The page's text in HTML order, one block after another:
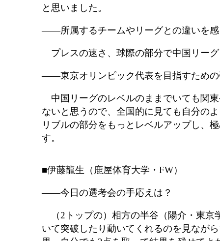
と思いました。
――所属するチームやリーグとの違いを感
プレスの速さ、球際の部分で中国リー
――東京オリンピック代表を目指すための
中国リーグのレベルのままでいても関
ないと思うので、全国的に見ても自分の
リブルの部分をもっとレベルアップし、
す。
■伊藤龍生（鹿屋体育大学・FW）
――今日の選考会の手応えは？
（2トップの）相方の半谷（陽介・東京
いて突破したり動いてくれるのを見なが